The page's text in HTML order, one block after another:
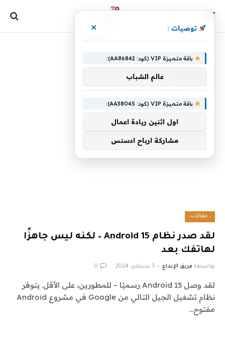
، مقالات،
لقد صدر نظام Android 15 – لكنه ليس جاهزًا
لهاتفك بعد
بواسطة فريق الإبداع 3 سبتمبر، 2024 0
لقد وصل Android 15 رسميًا – للمطورين، على الأقل. يتوفر
نظام تشغيل الجيل التالي من Google في مشروع Android
مفتوح…
توصيات : ×
باقة متميزة VIP (كود: AA86842):
عالم الشباب
باقة متميزة VIP (كود: AA38045):
اول اثنين ريادة اعمال
مشاركة ارباح ادسنس